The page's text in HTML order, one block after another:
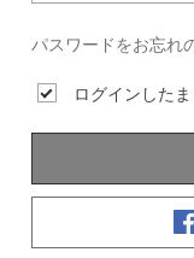
パスワードをお忘れ
ログインした